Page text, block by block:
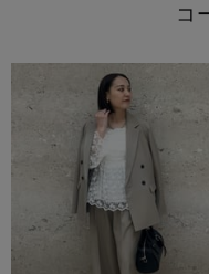
コ